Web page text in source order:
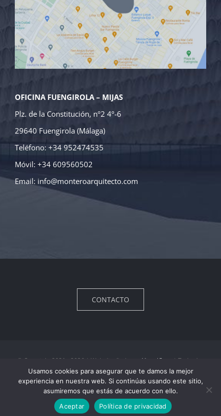
OFICINA FUENGIROLA – MIJAS
Plz. de la Constitución, nº2 4º-6
29640 Fuengirola (Málaga)
Teléfono: +34 952474535
Móvil: +34 609560502
Email: info@monteroarquitecto.com
CONTACTO
© Copyright 2021 - 2026 | Web diseñada por VisualCero
| Todos los
derechos reservados | Política de privacidad|Aviso legal
+34 609560502 ENVIAR E-MAIL
Usamos cookies para asegurar que te damos la mejor
experiencia en nuestra web. Si continúas usando este sitio,
asumiremos que estás de acuerdo con ello.
Aceptar
Política de privacidad